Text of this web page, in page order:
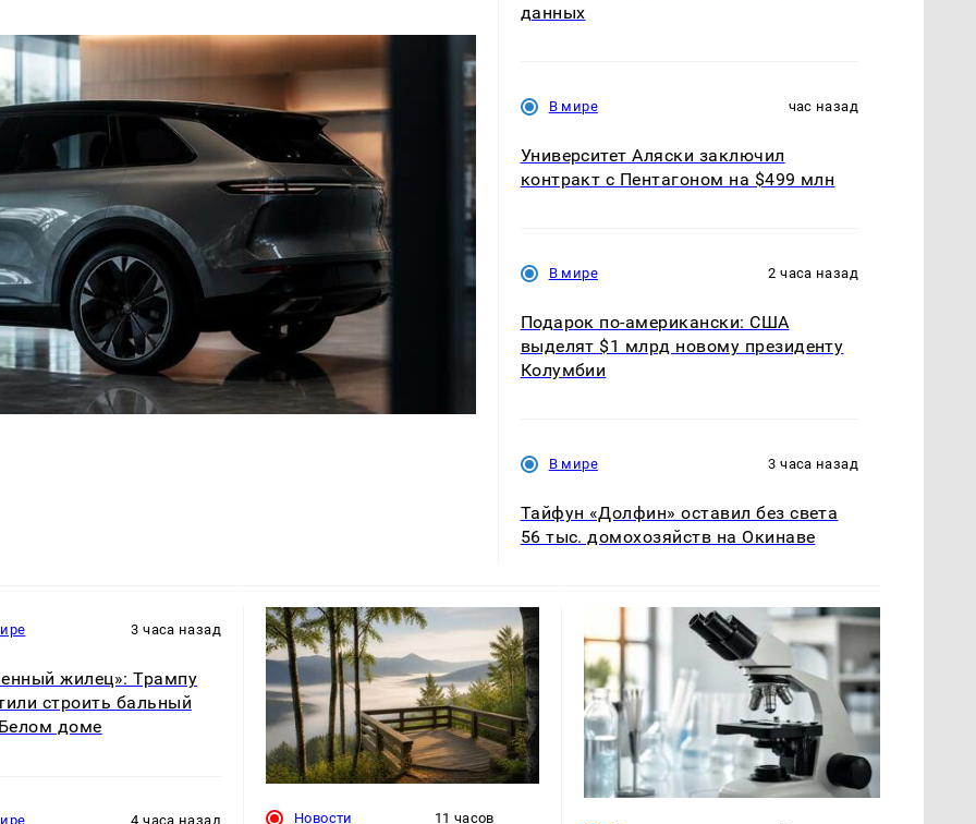
данных
В мире час назад
Университет Аляски заключил
контракт с Пентагоном на $499 млн
В мире 2 часа назад
Подарок по-американски: США
выделят $1 млрд новому президенту
Колумбии
В мире 3 часа назад
Тайфун «Долфин» оставил без света
56 тыс. домохозяйств на Окинаве
3 часа назад
жилец»: Трампу
строить бальный
доме
4 часа назад
Новости
11 часов